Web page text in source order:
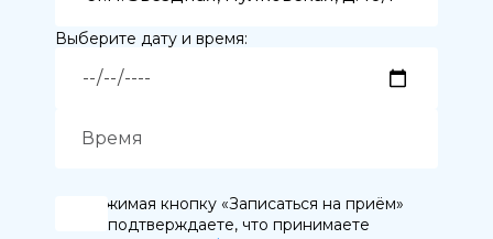
Выберите дату и время:
Нажимая кнопку «Записаться на приём»
вы подтверждаете, что принимаете